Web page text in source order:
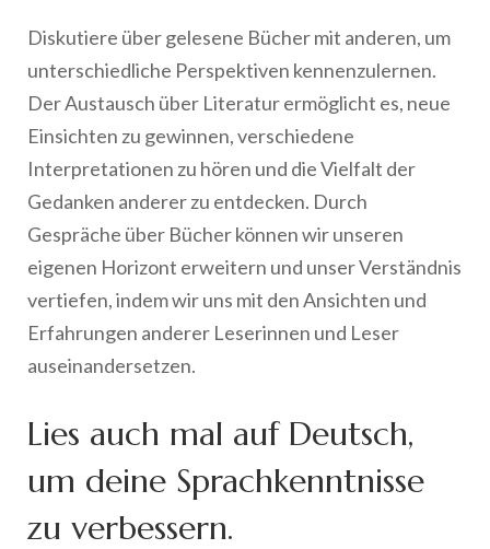
Diskutiere über gelesene Bücher mit anderen, um
unterschiedliche Perspektiven kennenzulernen.
Der Austausch über Literatur ermöglicht es, neue
Einsichten zu gewinnen, verschiedene
Interpretationen zu hören und die Vielfalt der
Gedanken anderer zu entdecken. Durch
Gespräche über Bücher können wir unseren
eigenen Horizont erweitern und unser Verständnis
vertiefen, indem wir uns mit den Ansichten und
Erfahrungen anderer Leserinnen und Leser
auseinandersetzen.
Lies auch mal auf Deutsch,
um deine Sprachkenntnisse
zu verbessern.